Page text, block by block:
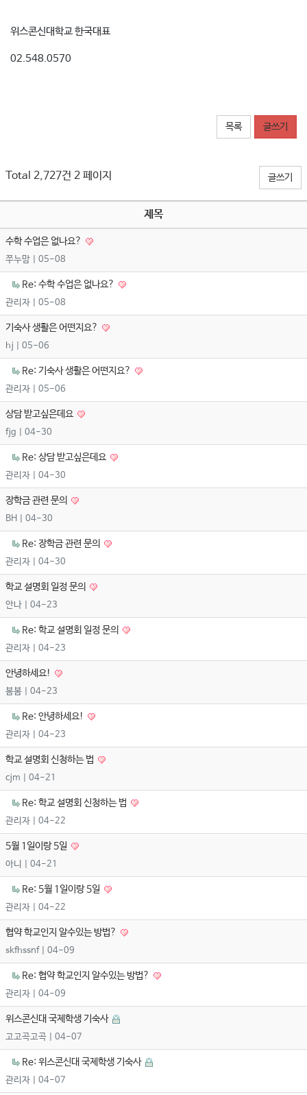
위스콘신대학교 한국대표
02.548.0570
목록 글쓰기
Total 2,727건 2 페이지 글쓰기
제목
수학 수업은 없나요?
쭈누맘 | 05-08
Re: 수학 수업은 없나요?
관리자 | 05-08
기숙사 생활은 어떤지요?
hj | 05-06
Re: 기숙사 생활은 어떤지요?
관리자 | 05-06
상담 받고싶은데요
fjg | 04-30
Re: 상담 받고싶은데요
관리자 | 04-30
장학금 관련 문의
BH | 04-30
Re: 장학금 관련 문의
관리자 | 04-30
학교 설명회 일정 문의
안나 | 04-23
Re: 학교 설명회 일정 문의
관리자 | 04-23
안녕하세요!
봄봄 | 04-23
Re: 안녕하세요!
관리자 | 04-23
학교 설명회 신청하는 법
cjm | 04-21
Re: 학교 설명회 신청하는 법
관리자 | 04-22
5월 1일이랑 5일
아니 | 04-21
Re: 5월 1일이랑 5일
관리자 | 04-22
협약 학교인지 알수있는 방법?
skfhssnf| 04-09
Re: 협약 학교인지 알수있는 방법?
관리자 | 04-09
위스콘신대 국제학생 기숙사
고고곡고곡 | 04-07
Re: 위스콘신대 국제학생 기숙사
관리자 | 04-07